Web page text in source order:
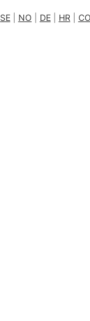
SE| NO DE| HR